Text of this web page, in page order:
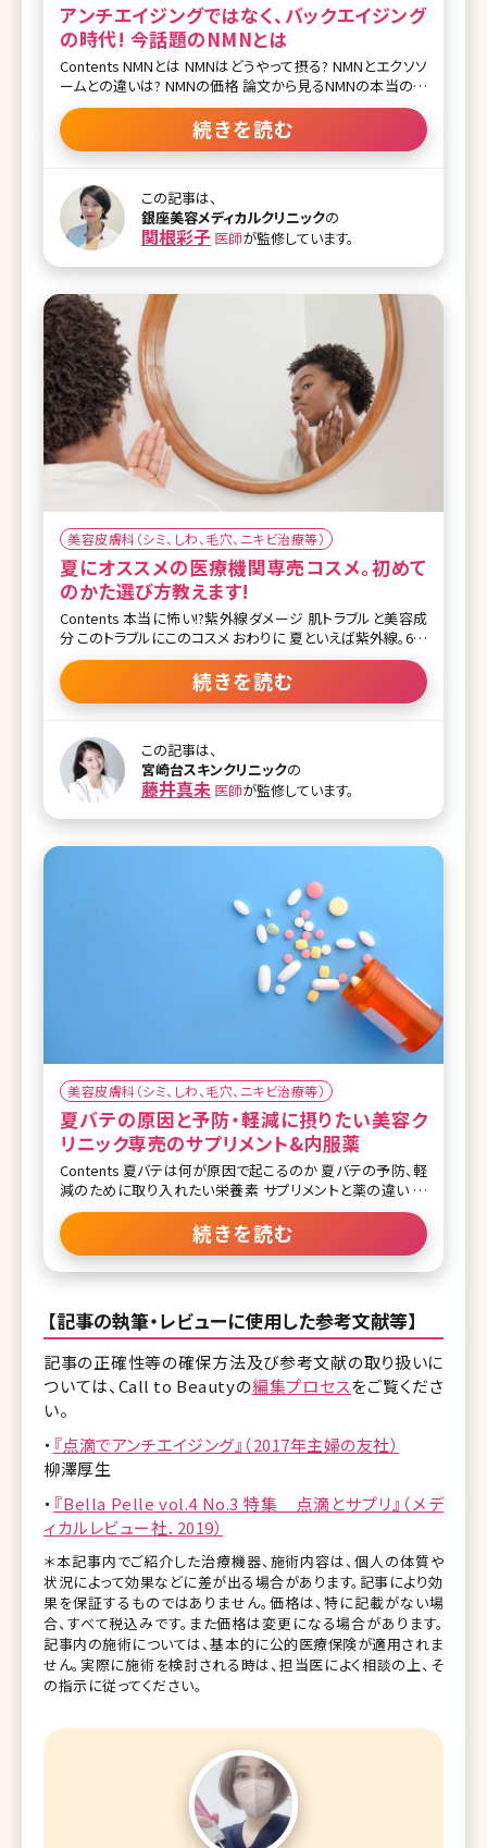
アンチエイジングではなく、バックエイジング
の時代! 今話題のNMNとは
Contents NMNとは NMNはどうやって摂る? NMNとエクソソ
ームとの違いは? NMNの価格 論文から見るNMNの本当の効
果 まとめ 加齢による様々な体の不調やこれまで可能であっ
たことが不可能になる苦痛、衰えていくことへの恐怖など、エ
イジング＝老化に対して若返りの治療をアンチエイジング治
イジング施術だけでなく、さらにバックエイジングという細胞
からの若返りに注目が集まっています。ただ見た目が若返る
というアンチエイジングではなく、細胞からの若返りがクロー
ズアップされることが多く、点滴やサプリメントで欠乏している
ビタミンや成長因子などを取り入れるということが美容医療
グができる薬剤として注目されているのがNMNです。成長因
子やサイトカイ
続きを読む
この記事は、
銀座美容メディカルクリニックの
関根彩子 医師が監修しています。
美容皮膚科（シミ、しわ、毛穴、ニキビ治療等）
夏にオススメの医療機関専売コスメ。初めて
のかた選び方教えます!
Contents 本当に怖い!?紫外線ダメージ 肌トラブルと美容成
分 このトラブルにこのコスメ おわりに 夏といえば紫外線。6〜
8月は一年で一番紫外線が降り注ぐ時期です。紫外線によって
さまざまな肌トラブルが起こってしまう可能性があります。 ・
日焼けによる肌のヒリヒリ ・日焼けからシミになってしまう恐
よる肌の乾燥 ・皮脂やテカリ これらのお悩みを少しでも自宅
ケアで抑えていきたい!そんな時できるだけしっかりと効果を
出すために、医療機関で販売されているコスメを使用してみ
ようかなと考える方が最近では増えています。 でも、数多くあ
る医療専売コスメの中から、どのコスメが自分に合っている
ルについてとトラブル別に効果的なコスメをいくつかチ
続きを読む
この記事は、
宮崎台スキンクリニックの
藤井真未 医師が監修しています。
美容皮膚科（シミ、しわ、毛穴、ニキビ治療等）
夏バテの原因と予防・軽減に摂りたい美容ク
リニック専売のサプリメント&内服薬
Contents 夏バテは何が原因で起こるのか 夏バテの予防、軽
減のために取り入れたい栄養素 サプリメントと薬の違い 毎
年の夏の厳しい暑さに見舞われて、夏バテになってしまうとい
う方も多いのではないでしょうか? フェーン現象という言葉も
よく聞くようになり、世界的にも毎年気温が上がっているよう
です。日本でも8〜9月の気温はいずれの地方でも近年のほう
ていく傾向にあると予測されています。今後もまだまだ暑い日
が続くため、今回は夏バテを予防、軽減するようなサプリメン
トについて紹介していきたいと思います! 夏バテは何が原因で
起こるのか どんな症状があると夏バテ? 暑さによって以下の
ような症状が現れることがあり、これらを夏バテと呼んでいま
続きを読む
【記事の執筆・レビューに使用した参考文献等】
記事の正確性等の確保方法及び参考文献の取り扱いに
ついては、Call to Beautyの編集プロセスをご覧くださ
い。
・ 『点滴でアンチエイジング』（2017年主婦の友社）
柳澤厚生
・ 『Bella Pelle vol.4 No.3 特集 点滴とサプリ』（メデ
ィカルレビュー社．2019）
＊本記事内でご紹介した治療機器、施術内容は、個人の体質や
状況によって効果などに差が出る場合があります。記事により効
果を保証するものではありません。価格は、特に記載がない場
合、すべて税込みです。また価格は変更になる場合があります。
記事内の施術については、基本的に公的医療保険が適用されま
せん。実際に施術を検討される時は、担当医によく相談の上、そ
の指示に従ってください。